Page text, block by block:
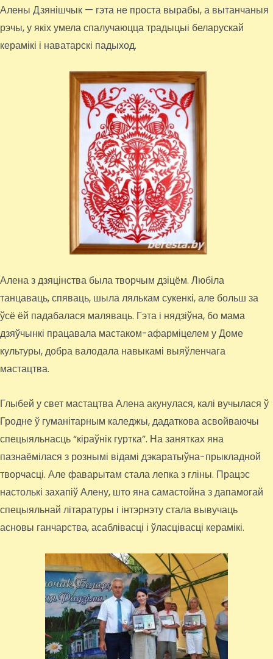
Алены Дзянішчык — гэта не проста вырабы, а вытанчаныя
рэчы, у якіх умела спалучаюцца традыцыі беларускай
керамікі і наватарскі падыход.
Алена з дзяцінства была творчым дзіцём. Любіла
танцаваць, спяваць, шыла лялькам сукенкі, але больш за
ўсё ёй падабалася маляваць. Гэта і нядзіўна, бо мама
дзяўчынкі працавала мастаком-афарміцелем у Доме
культуры, добра валодала навыкамі выяўленчага
мастацтва.
Глыбей у свет мастацтва Алена акунулася, калі вучылася ў
Гродне ў гуманітарным каледжы, дадаткова асвойваючы
спецыяльнасць “кіраўнік гуртка”. На занятках яна
пазнаёмілася з рознымі відамі дэкаратыўна-прыкладной
творчасці. Але фаварытам стала лепка з гліны. Працэс
настолькі захапіў Алену, што яна самастойна з дапамогай
спецыяльнай літаратуры і інтэрнэту стала вывучаць
асновы ганчарства, асаблівасці і ўласцівасці керамікі.